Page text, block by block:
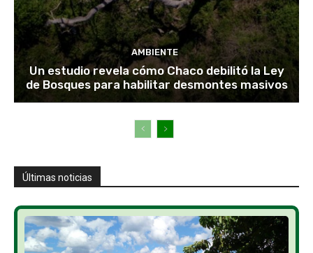
AMBIENTE
Un estudio revela cómo Chaco debilitó la Ley
de Bosques para habilitar desmontes masivos
Últimas noticias